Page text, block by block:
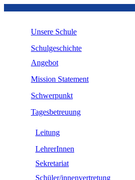
Unsere Schule
Schulgeschichte
Angebot
Mission Statement
Schwerpunkt
Tagesbetreuung
Leitung
LehrerInnen
Sekretariat
Schüler/innenvertretung